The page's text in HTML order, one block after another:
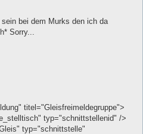
bei dem Murks den ich da
Sorry...
titel="Gleisfreimeldegruppe">
typ="schnittstellenid" />
typ="schnittstelle"